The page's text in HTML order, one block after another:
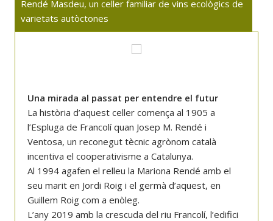
Rendé Masdeu, un celler familiar de vins ecològics de
varietats autòctones
Una mirada al passat per entendre el futur
La història d’aquest celler comença al 1905 a
l’Espluga de Francolí quan Josep M. Rendé i
Ventosa, un reconegut tècnic agrònom català
incentiva el cooperativisme a Catalunya.
Al 1994 agafen el relleu la Mariona Rendé amb el
seu marit en Jordi Roig i el germà d’aquest, en
Guillem Roig com a enòleg.
L’any 2019 amb la crescuda del riu Francolí, l’edifici